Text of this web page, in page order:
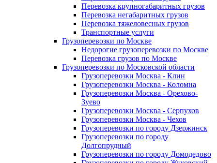
Перевозка крупногабаритных грузов
Перевозка негабаритных грузов
Перевозка тяжеловесных грузов
Транспортные услуги
Грузоперевозки по Москве
Недорогие грузоперевозки по Москве
Перевозка грузов по Москве
Грузоперевозки по Московской области
Грузоперевозки Москва - Клин
Грузоперевозки Москва - Коломна
Грузоперевозки Москва - Орехово-
Зуево
Грузоперевозки Москва - Серпухов
Грузоперевозки Москва - Чехов
Грузоперевозки по городу Дзержинск
Грузоперевозки по городу
Долгопрудный
Грузоперевозки по городу Домодедово